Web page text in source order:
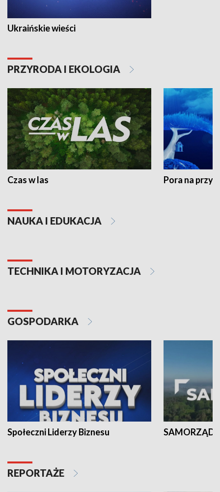
Ukraińskie wieści
PRZYRODA I EKOLOGIA
Czas w las Pora na
NAUKA I EDUKACJA
TECHNIKA I MOTORYZACJA
GOSPODARKA
Społeczni Liderzy Biznesu SAMORZĄD
REPORTAŻE